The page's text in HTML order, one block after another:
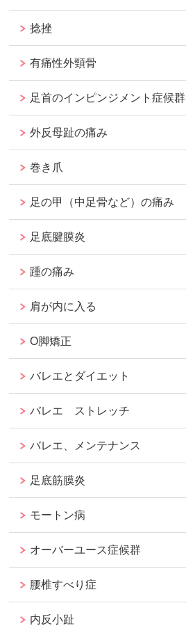
捻挫
有痛性外頸骨
足首のインピンジメント症候群
外反母趾の痛み
巻き爪
足の甲（中足骨など）の痛み
足底腱膜炎
踵の痛み
肩が内に入る
O脚矯正
バレエとダイエット
バレエ ストレッチ
バレエ、メンテナンス
足底筋膜炎
モートン病
オーバーユース症候群
腰椎すべり症
内反小趾